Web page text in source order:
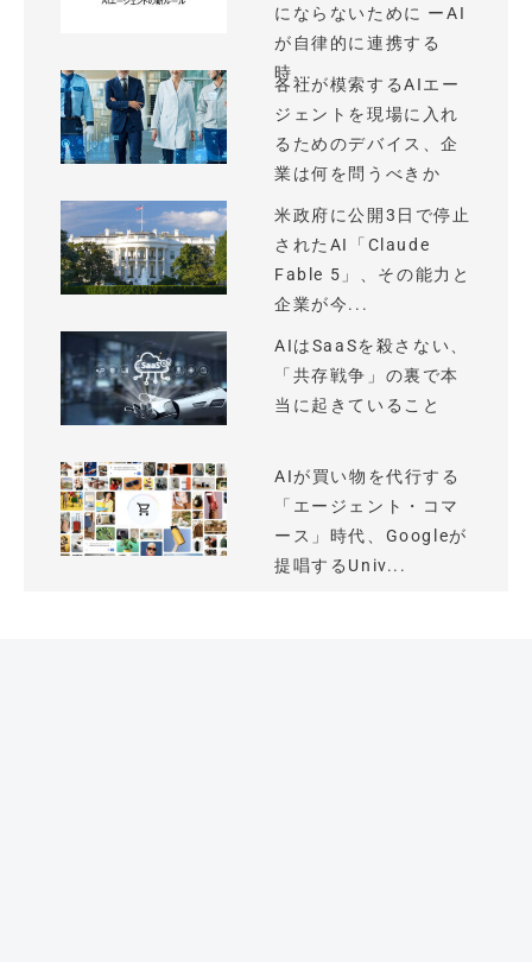
にならないために ーAI
が自律的に連携する
時...
各社が模索するAIエー
ジェントを現場に入れ
るためのデバイス、企
業は何を問うべきか
米政府に公開3日で停止
されたAI「Claude
Fable 5」、その能力と
企業が今...
AIはSaaSを殺さない、
「共存戦争」の裏で本
当に起きていること
AIが買い物を代行する
「エージェント・コマ
ース」時代、Googleが
提唱するUniv...